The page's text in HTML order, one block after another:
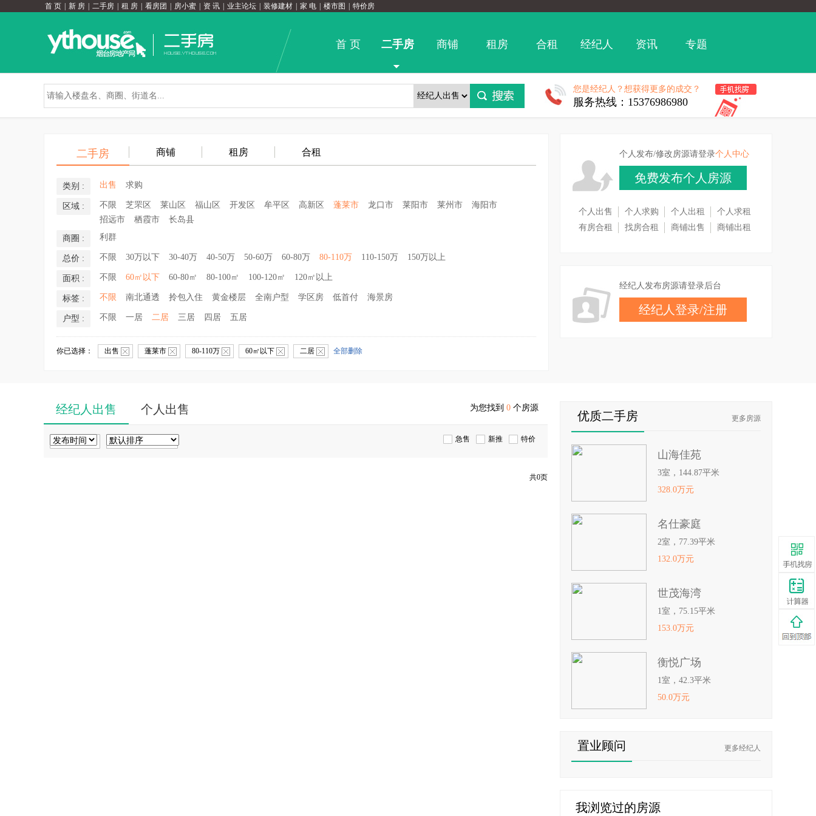
首 页 新 房 二手房 租 房 看房团 房小蜜 资 讯 业主论坛 装修建材 家 电 楼市图 特价房
首 页 二手房 商铺 租房 合租 经纪人 资讯 专题
您是经纪人？想获得更多的成交？
服务热线：15376986980
二手房 商铺 租房 合租
类别 : 出售 求购
区域 : 不限 芝罘区 莱山区 福山区 开发区 牟平区 高新区 蓬莱市 龙口市 莱阳市 莱州市
海阳市
招远市
栖霞市 长岛县
商圈 : 利群
总价 : 不限 30万以下 30-40万 40-50万 50-60万 60-80万 80-110万 110-150万 150万以上
面积 : 不限 60㎡以下 60-80㎡ 80-100㎡ 100-120㎡ 120㎡以上
标签 : 不限 南北通透 拎包入住 黄金楼层 全南户型 学区房 低首付 海景房
户型 : 不限 一居 二居 三居 四居 五居
你已选择： 出售 蓬莱市 80-110万 60㎡以下 二居 全部删除
个人发布/修改房源请登录个人中心
免费发布个人房源
个人出售 个人求购 个人出租
个人求租
有房合租
找房合租 商铺出售 商铺出租
经纪人发布房源请登录后台
经纪人登录/注册
经纪人出售 个人出售 为您找到 0 个房源
急售 新推 特价
共0页
优质二手房 更多房源
山海佳苑
3室，144.87平米
328.0万元
名仕豪庭
2室，77.39平米
132.0万元
世茂海湾
1室，75.15平米
153.0万元
衡悦广场
1室，42.3平米
50.0万元
置业顾问 更多经纪人
我浏览过的房源